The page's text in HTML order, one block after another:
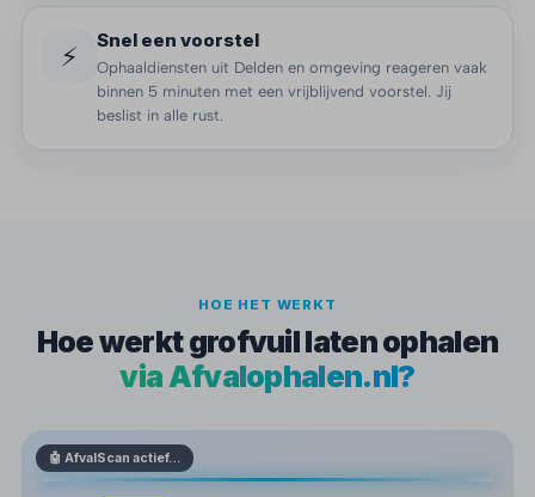
⚡ Snel een voorstel
Ophaaldiensten uit Delden en omgeving reageren vaak
binnen 5 minuten met een vrijblijvend voorstel. Jij
beslist in alle rust.
HOE HET WERKT
Hoe werkt grofvuil laten ophalen
via Afvalophalen.nl?
🤖 AfvalScan actief…